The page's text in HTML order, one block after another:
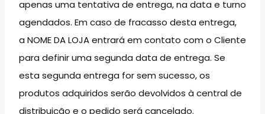
apenas uma tentativa de entrega, na data e turno
agendados. Em caso de fracasso desta entrega,
a NOME DA LOJA entrará em contato com o Cliente
para definir uma segunda data de entrega. Se
esta segunda entrega for sem sucesso, os
produtos adquiridos serão devolvidos à central de
distribuição e o pedido será cancelado.